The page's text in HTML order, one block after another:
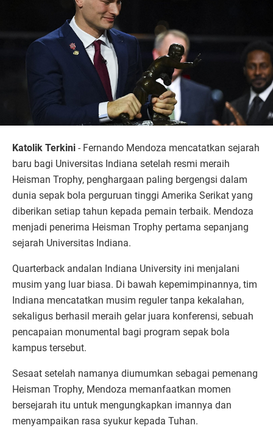
Katolik Terkini - Fernando Mendoza mencatatkan sejarah
baru bagi Universitas Indiana setelah resmi meraih
Heisman Trophy, penghargaan paling bergengsi dalam
dunia sepak bola perguruan tinggi Amerika Serikat yang
diberikan setiap tahun kepada pemain terbaik. Mendoza
menjadi penerima Heisman Trophy pertama sepanjang
sejarah Universitas Indiana.
Quarterback andalan Indiana University ini menjalani
musim yang luar biasa. Di bawah kepemimpinannya, tim
Indiana mencatatkan musim reguler tanpa kekalahan,
sekaligus berhasil meraih gelar juara konferensi, sebuah
pencapaian monumental bagi program sepak bola
kampus tersebut.
Sesaat setelah namanya diumumkan sebagai pemenang
Heisman Trophy, Mendoza memanfaatkan momen
bersejarah itu untuk mengungkapkan imannya dan
menyampaikan rasa syukur kepada Tuhan.